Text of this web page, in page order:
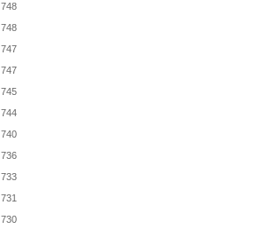
748
748
747
747
745
744
740
736
733
731
730